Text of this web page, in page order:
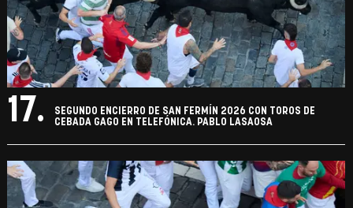
17.
SEGUNDO ENCIERRO DE SAN FERMÍN 2026 CON TOROS DE
CEBADA GAGO EN TELEFÓNICA. PABLO LASAOSA